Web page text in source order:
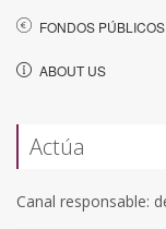
FONDOS PÚBLICOS
ABOUT US
Actúa
Canal responsable: